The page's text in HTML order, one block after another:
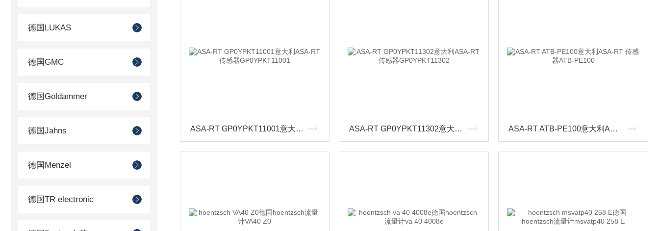
德国LUKAS
德国GMC
德国Goldammer
德国Jahns
德国Menzel
德国TR electronic
ASA-RT GP0YPKT11001意大利ASA-RT 传感器GP0YPKT11001 ASA-RT GP0YPKT11302意大利ASA-RT 传感器GP0YPKT11302 ASA-RT ATB-PE100意大利ASA-RT 传感器ATB-PE100